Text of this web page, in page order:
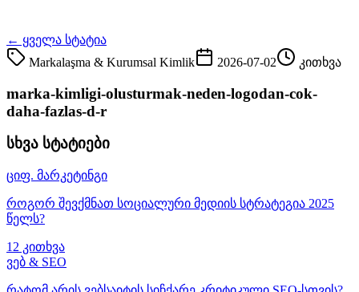
← ყველა სტატია
Markalaşma & Kurumsal Kimlik
2026-07-02 კითხვა
marka-kimligi-olusturmak-neden-logodan-cok-
daha-fazlas-d-r
სხვა სტატიები
ციფ. მარკეტინგი
როგორ შევქმნათ სოციალური მედიის სტრატეგია 2025
წელს?
12 კითხვა
ვებ & SEO